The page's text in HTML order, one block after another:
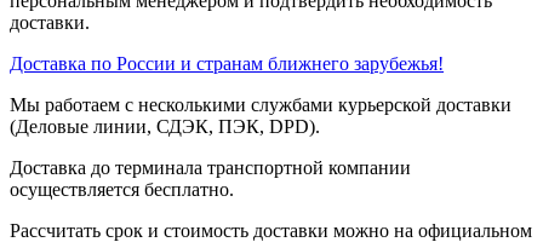
доставки.
Доставка по России и странам ближнего зарубежья!
Мы работаем с несколькими службами курьерской доставки
(Деловые линии, СДЭК, ПЭК, DPD).
Доставка до терминала транспортной компании
осуществляется бесплатно.
Рассчитать срок и стоимость доставки можно на официальном